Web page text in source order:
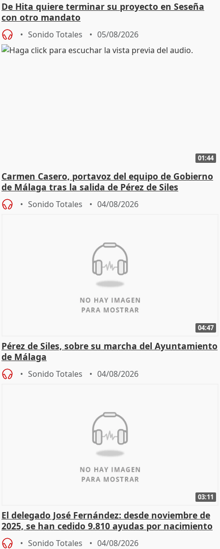
De Hita quiere terminar su proyecto en Seseña
con otro mandato
Sonido Totales 05/08/2026
01:44
Carmen Casero, portavoz del equipo de Gobierno
de Málaga tras la salida de Pérez de Siles
Sonido Totales 04/08/2026
04:47
Pérez de Siles, sobre su marcha del Ayuntamiento
de Málaga
Sonido Totales 04/08/2026
03:11
El delegado José Fernández: desde noviembre de
2025, se han cedido 9.810 ayudas por nacimiento
Sonido Totales 04/08/2026